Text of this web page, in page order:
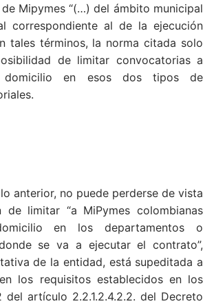
Mipymes “(…) del ámbito municipal
correspondiente al de la ejecución
tales términos, la norma citada solo
de limitar convocatorias a
domicilio en esos dos tipos de
anterior, no puede perderse de vista
de limitar “a MiPymes colombianas
en los departamentos o
se va a ejecutar el contrato”,
de la entidad, está supeditada a
los requisitos establecidos en los
del artículo 2.2.1.2.4.2.2. del Decreto